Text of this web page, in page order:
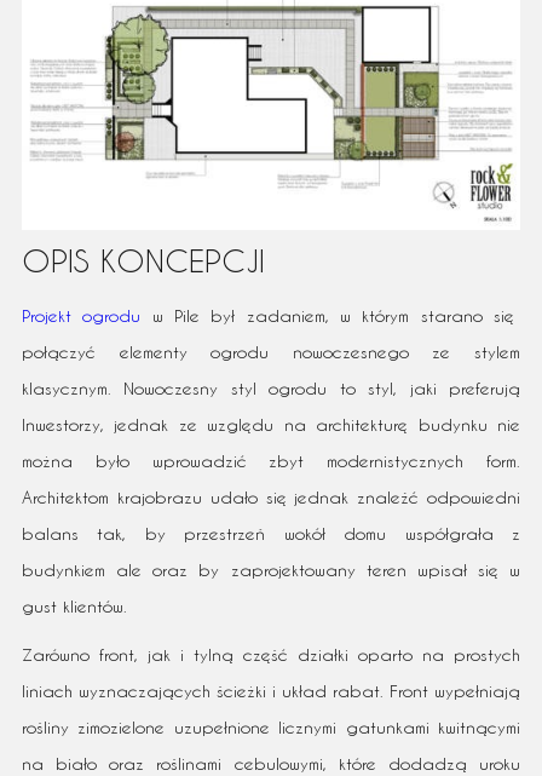
OPIS KONCEPCJI
Projekt ogrodu w Pile był zadaniem, w którym starano się
połączyć elementy ogrodu nowoczesnego ze stylem
klasycznym. Nowoczesny styl ogrodu to styl, jaki preferują
Inwestorzy, jednak ze względu na architekturę budynku nie
można było wprowadzić zbyt modernistycznych form.
Architektom krajobrazu udało się jednak znaleźć odpowiedni
balans tak, by przestrzeń wokół domu współgrała z
budynkiem ale oraz by zaprojektowany teren wpisał się w
gust klientów.
Zarówno front, jak i tylną część działki oparto na prostych
liniach wyznaczających ścieżki i układ rabat. Front wypełniają
rośliny zimozielone uzupełnione licznymi gatunkami kwitnącymi
na biało oraz roślinami cebulowymi, które dodadzą uroku